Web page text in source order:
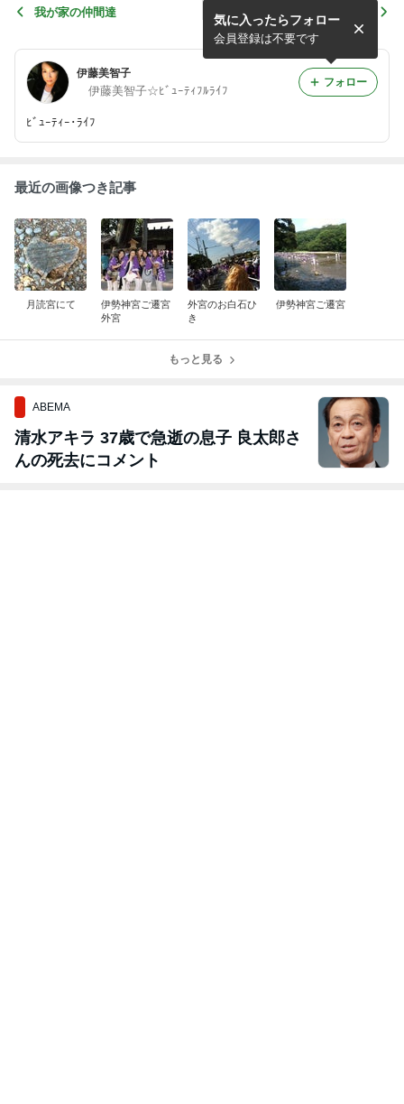
我が家の仲間達
渋谷ヒカリエのジュースコー
ナー
伊藤美智子
伊藤美智子☆ﾋﾞｭｰﾃｨﾌﾙﾗｲﾌ
ﾋﾞｭｰﾃｨｰ･ﾗｲﾌ
気に入ったらフォロー
会員登録は不要です
フォロー
最近の画像つき記事
月読宮にて
伊勢神宮ご遷宮
外宮
外宮のお白石ひ
き
伊勢神宮ご遷宮
もっと見る
ABEMA
清水アキラ 37歳で急逝の息子 良太郎さ
んの死去にコメント